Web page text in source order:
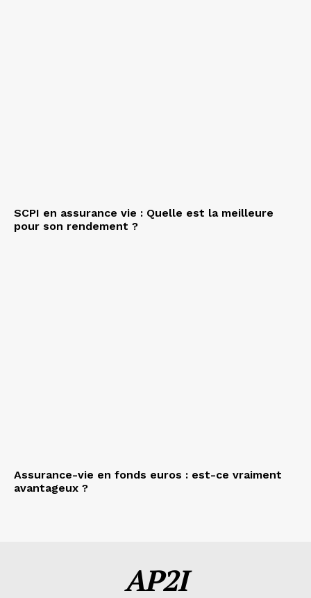
SCPI en assurance vie : Quelle est la meilleure
pour son rendement ?
Assurance-vie en fonds euros : est-ce vraiment
avantageux ?
AP2I